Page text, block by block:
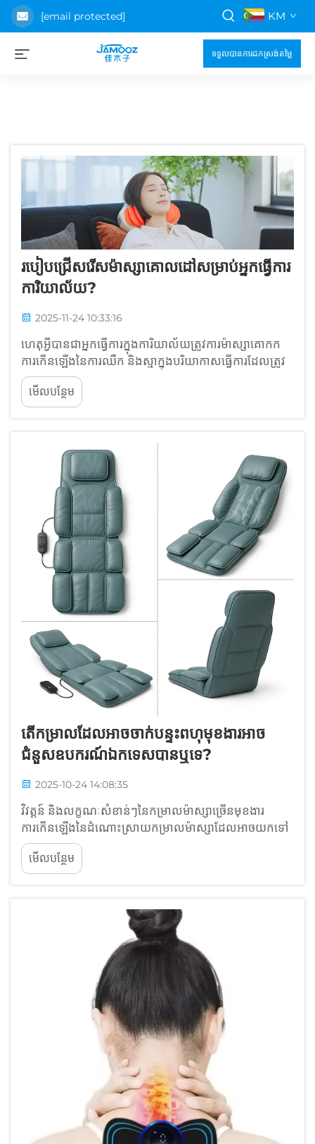
[email protected] KM
ទទួលបានការដកស្រង់តម្លៃ
របៀបជ្រើសរើសម៉ាស្សាគោលដៅសម្រាប់អ្នកធ្វើការ
ការិយាល័យ?
2025-11-24 10:33:16
ហេតុអ្វីបានជាអ្នកធ្វើការក្នុងការិយាល័យត្រូវការម៉ាស្សាគោកក
ការកើនឡើងនៃការឈឺក និងស្មាក្នុងបរិយាកាសធ្វើការដែលត្រូវ
អង្គុយយូរ ប្រហែលពីរភាគបីនៃមនុស្សដែលធ្វើការនៅ
ការិយាល័យនិយាយថាពួកគេមានការឈឺកបន្ទាប់ពីអង្គុយនៅ
មុខតុរបស់ពួកគេអស់រយៈពេលប្រហែលប្រាំពីរម៉ោង ឬច្រើនជាង
មើលបន្ថែម
តើកម្រាលដែលអាចចាក់បន្ទះពហុមុខងារអាច
ជំនួសឧបករណ៍ឯកទេសបានឬទេ?
2025-10-24 14:08:35
វិវត្តន៍ និងលក្ខណៈសំខាន់ៗនៃកម្រាលម៉ាស្សាច្រើនមុខងារ
ការកើនឡើងនៃដំណោះស្រាយកម្រាលម៉ាស្សាដែលអាចយកទៅ
បានក្នុងសុខភាពផ្ទះ ឧបករណ៍ម៉ាស្សាដែលអាចយកទៅបានបាន
ឃើញការកើនឡើងយ៉ាងខ្លាំងក្នុងប្រជាប្រិយភាពកាលពីថ្មីៗនេះ
ដោយការតម្រូវការកើនឡើងប្រហែល 40% ចាប់តាំងពីឆ្នាំ
មើលបន្ថែម